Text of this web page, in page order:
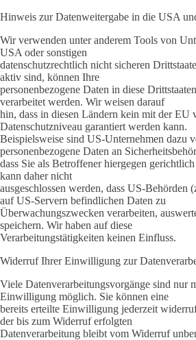
Hinweis zur Datenweitergabe in die USA
Wir verwenden unter anderem Tools von
USA oder sonstigen
datenschutzrechtlich nicht sicheren
aktiv sind, können Ihre
personenbezogene Daten in diese
verarbeitet werden. Wir weisen darauf
hin, dass in diesen Ländern kein mit der EU
Datenschutzniveau garantiert werden kann.
Beispielsweise sind US-Unternehmen dazu
personenbezogene Daten an
dass Sie als Betroffener hiergegen
kann daher nicht
ausgeschlossen werden, dass US-Behörden
auf US-Servern befindlichen Daten zu
Überwachungszwecken verarbeiten,
speichern. Wir haben auf diese
Verarbeitungstätigkeiten keinen Einfluss.
Widerruf Ihrer Einwilligung zur
Viele Datenverarbeitungsvorgänge sind nur
Einwilligung möglich. Sie können eine
bereits erteilte Einwilligung jederzeit
der bis zum Widerruf erfolgten
Datenverarbeitung bleibt vom Widerruf